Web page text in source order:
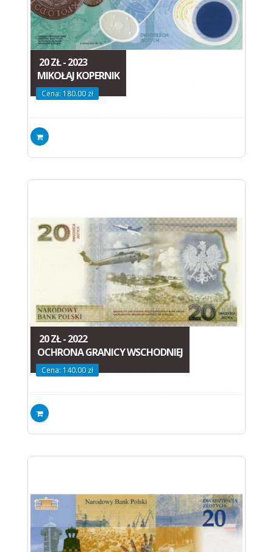
20 ZŁ - 2023
MIKOŁAJ KOPERNIK
Cena: 180.00 zł
20 ZŁ - 2022
OCHRONA GRANICY WSCHODNIEJ
Cena: 140.00 zł